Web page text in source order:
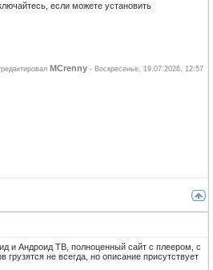
если можете установить
MCrenny - Воскресенье, 19.07.2026, 12:57
и Андроид ТВ, полноценный сайт с плеером, с
не всегда, но описание присутствует